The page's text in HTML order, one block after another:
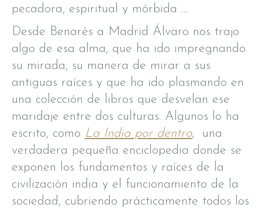
pecadora, espiritual y mórbida …
Desde Benarés a Madrid Álvaro nos trajo
algo de esa alma, que ha ido impregnando
su mirada, su manera de mirar a sus
antiguas raíces y que ha ido plasmando en
una colección de libros que desvelan ese
maridaje entre dos culturas. Algunos lo ha
escrito, como La India por dentro, una
verdadera pequeña enciclopedia donde se
exponen los fundamentos y raíces de la
civilización india y el funcionamiento de la
sociedad, cubriendo prácticamente todos los